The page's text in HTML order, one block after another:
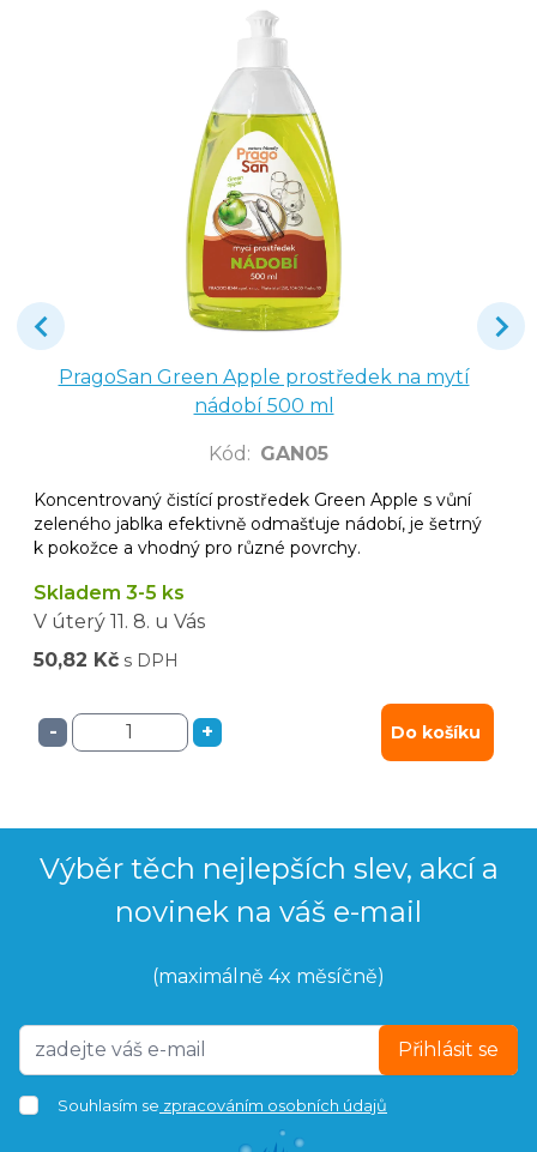
PragoSan Green Apple prostředek na mytí
nádobí 500 ml
Kód : GAN05
Koncentrovaný čistící prostředek Green Apple s vůní
zeleného jablka efektivně odmašťuje nádobí, je šetrný
k pokožce a vhodný pro různé povrchy.
Skladem 3-5 ks
V úterý 11. 8. u Vás
50,82 Kč s DPH
- + Do košíku
Výběr těch nejlepších slev, akcí a
novinek na váš e-mail
(maximálně 4x měsíčně)
Přihlásit se
Souhlasím se zpracováním osobních údajů